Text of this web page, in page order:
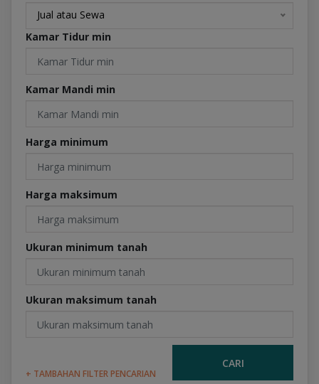
Jual atau Sewa
Kamar Tidur min
Kamar Mandi min
Harga minimum
Harga maksimum
Ukuran minimum tanah
Ukuran maksimum tanah
+ TAMBAHAN FILTER PENCARIAN
CARI